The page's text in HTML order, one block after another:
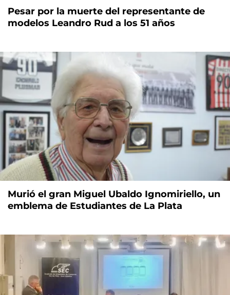
Pesar por la muerte del representante de
modelos Leandro Rud a los 51 años
Murió el gran Miguel Ubaldo Ignomiriello, un
emblema de Estudiantes de La Plata